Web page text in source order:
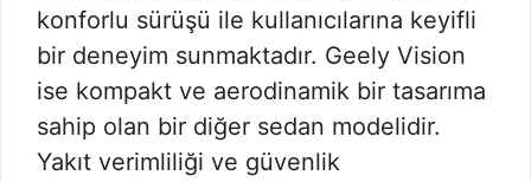
konforlu sürüşü ile kullanıcılarına keyifli
bir deneyim sunmaktadır. Geely Vision
ise kompakt ve aerodinamik bir tasarıma
sahip olan bir diğer sedan modelidir.
Yakıt verimliliği ve güvenlik